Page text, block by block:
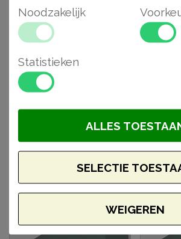
- Toepasbaar in vochtige ruimtes
- Hoge dichtheid vanwege
- Voorgeschilderd en extreem stootvast
Gerelateerde
artikelen
Noodzakelijk
Statistieken
WEIGEREN
SELECTIE
ALLES